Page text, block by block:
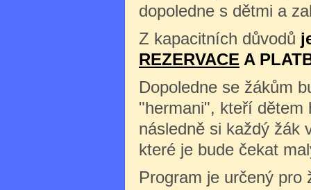
dopoledne s dětmi a
Z kapacitních důvodů
REZERVACE A
Dopoledne se žákům
"hermani", kteří dětem
následně si každý žák
které je bude čekat
Program je určený pro